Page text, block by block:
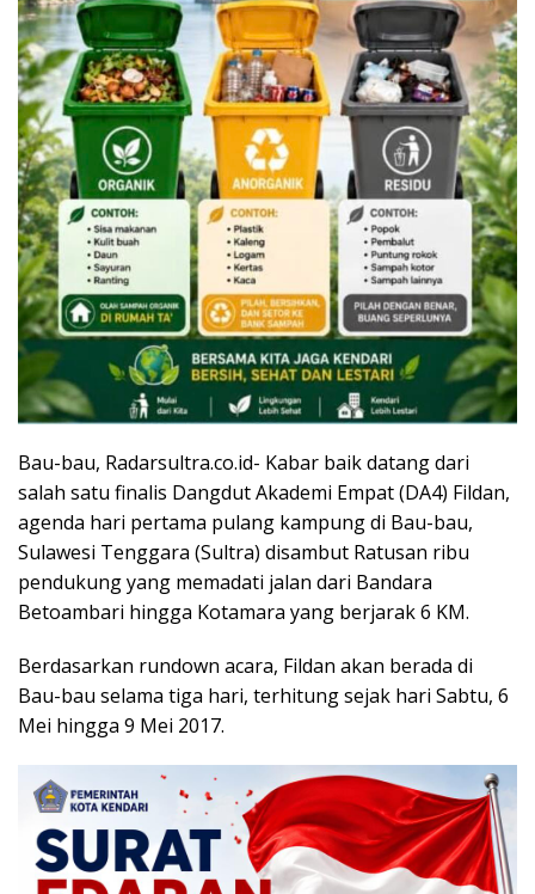
Bau-bau, Radarsultra.co.id- Kabar baik datang dari
salah satu finalis Dangdut Akademi Empat (DA4) Fildan,
agenda hari pertama pulang kampung di Bau-bau,
Sulawesi Tenggara (Sultra) disambut Ratusan ribu
pendukung yang memadati jalan dari Bandara
Betoambari hingga Kotamara yang berjarak 6 KM.
Berdasarkan rundown acara, Fildan akan berada di
Bau-bau selama tiga hari, terhitung sejak hari Sabtu, 6
Mei hingga 9 Mei 2017.